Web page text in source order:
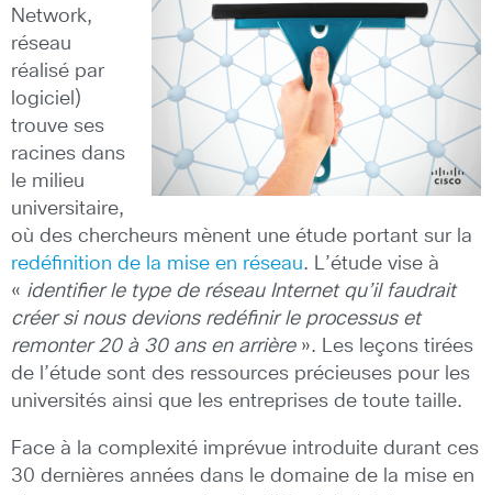
Network,
réseau
réalisé par
logiciel)
trouve ses
racines dans
le milieu
universitaire,
où des chercheurs mènent une étude portant sur la
redéfinition de la mise en réseau. L’étude vise à
« identifier le type de réseau Internet qu’il faudrait
créer si nous devions redéfinir le processus et
remonter 20 à 30 ans en arrière». Les leçons tirées
de l’étude sont des ressources précieuses pour les
universités ainsi que les entreprises de toute taille.
Face à la complexité imprévue introduite durant ces
30 dernières années dans le domaine de la mise en